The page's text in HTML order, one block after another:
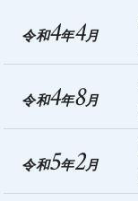
令和4年4月
令和4年8月
令和5年2月